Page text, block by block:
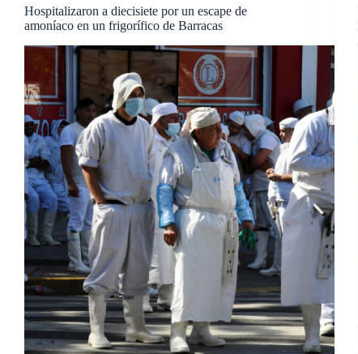
Hospitalizaron a diecisiete por un escape de
amoníaco en un frigorífico de Barracas